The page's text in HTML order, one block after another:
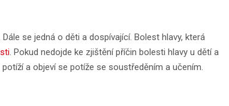
se jedná o děti a dospívající. Bolest hlavy, která
. Pokud nedojde ke zjištění příčin bolesti hlavy u dětí a
a objeví se potíže se soustředěním a učením.